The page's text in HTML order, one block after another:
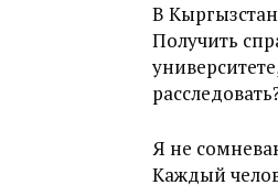
В
Получить
Я не
Каждый